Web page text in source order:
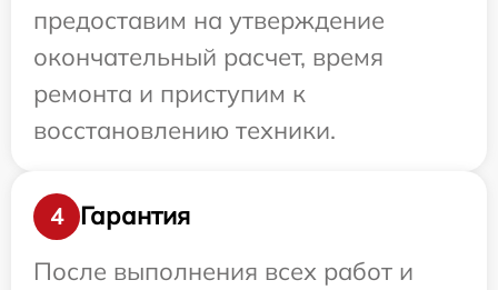
предоставим на утверждение
окончательный расчет, время
ремонта и приступим к
восстановлению техники.
4
Гарантия
После выполнения всех работ и